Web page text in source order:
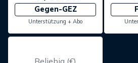
Gegen-GEZ
Unterstützung + Abo